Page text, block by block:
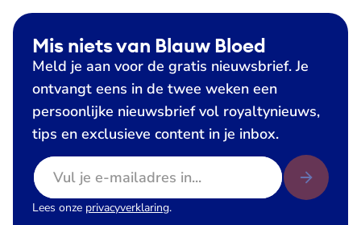
Mis niets van Blauw Bloed
Meld je aan voor de gratis nieuwsbrief. Je
ontvangt eens in de twee weken een
persoonlijke nieuwsbrief vol royaltynieuws,
tips en exclusieve content in je inbox.
E-mailadres
Lees onze privacyverklaring.